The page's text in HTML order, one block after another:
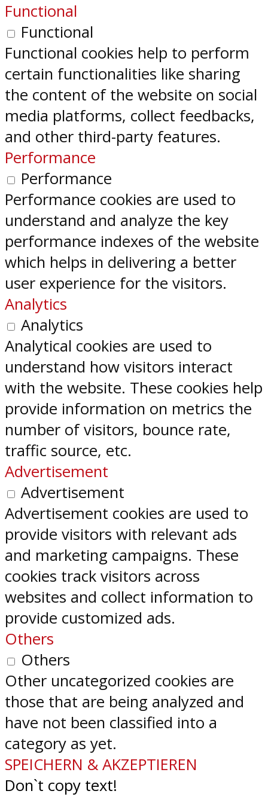
Functional
Functional
Functional cookies help to perform
certain functionalities like sharing
the content of the website on social
media platforms, collect feedbacks,
and other third-party features.
Performance
Performance
Performance cookies are used to
understand and analyze the key
performance indexes of the website
which helps in delivering a better
user experience for the visitors.
Analytics
Analytics
Analytical cookies are used to
understand how visitors interact
with the website. These cookies help
provide information on metrics the
number of visitors, bounce rate,
traffic source, etc.
Advertisement
Advertisement
Advertisement cookies are used to
provide visitors with relevant ads
and marketing campaigns. These
cookies track visitors across
websites and collect information to
provide customized ads.
Others
Others
Other uncategorized cookies are
those that are being analyzed and
have not been classified into a
category as yet.
SPEICHERN & AKZEPTIEREN
Don`t copy text!